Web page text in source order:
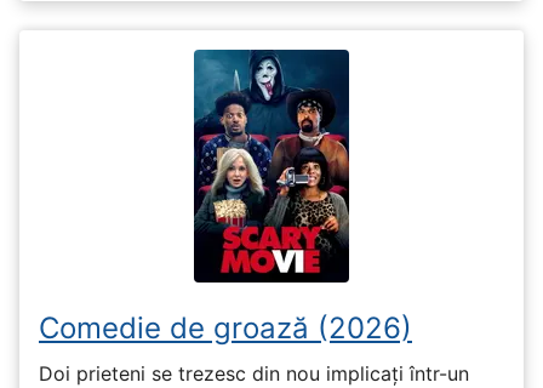
Comedie de groază (2026)
Doi prieteni se trezesc din nou implicați într-un